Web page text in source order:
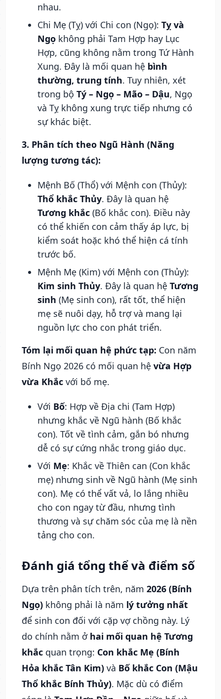
nhau.
Chi Mẹ (Tỵ) với Chi con (Ngọ): Tỵ và
Ngọ không phải Tam Hợp hay Lục
Hợp, cũng không nằm trong Tứ Hành
Xung. Đây là mối quan hệ bình
thường, trung tính. Tuy nhiên, xét
trong bộ Tý – Ngọ – Mão – Dậu, Ngọ
và Tỵ không xung trực tiếp nhưng có
sự khác biệt.
3. Phân tích theo Ngũ Hành (Năng
lượng tương tác):
Mệnh Bố (Thổ) với Mệnh con (Thủy):
Thổ khắc Thủy. Đây là quan hệ
Tương khắc (Bố khắc con). Điều này
có thể khiến con cảm thấy áp lực, bị
kiểm soát hoặc khó thể hiện cá tính
trước bố.
Mệnh Mẹ (Kim) với Mệnh con (Thủy):
Kim sinh Thủy. Đây là quan hệ Tương
sinh (Mẹ sinh con), rất tốt, thể hiện
mẹ sẽ nuôi dạy, hỗ trợ và mang lại
nguồn lực cho con phát triển.
Tóm lại mối quan hệ phức tạp: Con năm
Bính Ngọ 2026 có mối quan hệ vừa Hợp
vừa Khắc với bố mẹ.
Với Bố: Hợp về Địa chi (Tam Hợp)
nhưng khắc về Ngũ hành (Bố khắc
con). Tốt về tình cảm, gắn bó nhưng
dễ có sự cứng nhắc trong giáo dục.
Với Mẹ: Khắc về Thiên can (Con khắc
mẹ) nhưng sinh về Ngũ hành (Mẹ sinh
con). Mẹ có thể vất vả, lo lắng nhiều
cho con ngay từ đầu, nhưng tình
thương và sự chăm sóc của mẹ là nền
tảng cho con.
Đánh giá tổng thể và điểm số
Dựa trên phân tích trên, năm 2026 (Bính
Ngọ) không phải là năm lý tưởng nhất
để sinh con đối với cặp vợ chồng này. Lý
do chính nằm ở hai mối quan hệ Tương
khắc quan trọng: Con khắc Mẹ (Bính
Hỏa khắc Tân Kim) và Bố khắc Con (Mậu
Thổ khắc Bính Thủy). Mặc dù có điểm